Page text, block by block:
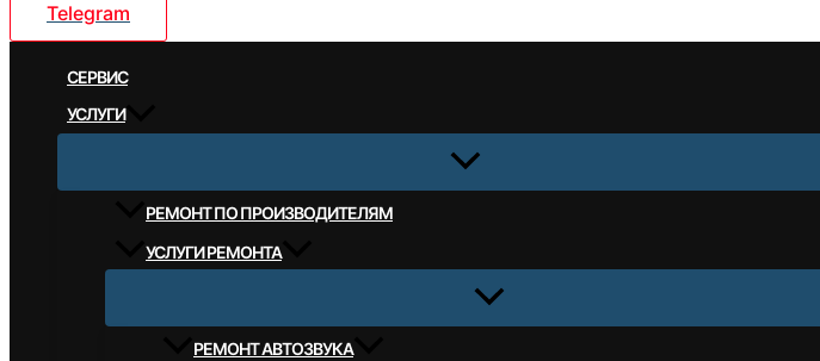
Telegram
CЕРВИС
УСЛУГИ
РЕМОНТ ПО ПРОИЗВОДИТЕЛЯМ
УСЛУГИ РЕМОНТА
РЕМОНТ АВТОЗВУКА